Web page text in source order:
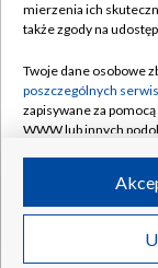
Naziemna
Rada
System NOS
Informacje o
Program dla
Ogłoszenie
©2026
mierzenia ich
także zgody na
Twoje dane osobowe
poszczególnych
zapisywane za
WWW lub innych
ruchu w Internecie.
Twoje dane osobowe
poszczególnych